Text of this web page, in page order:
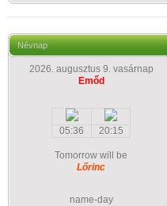
Névnap
2026. augusztus 9. vasárnap
Emőd
05:36 20:15
Tomorrow will be
Lőrinc
name-day